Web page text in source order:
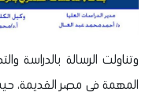
وتناولت الرسالة بالدراسة